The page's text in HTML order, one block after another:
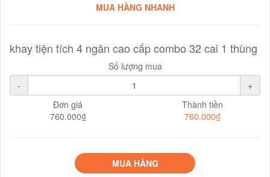
MUA HÀNG NHANH
khay tiện tích 4 ngăn cao cấp combo 32 cai 1 thùng
Số lượng mua
-
+
Đơn giá
760.000₫
Thành tiền
760.000₫
MUA HÀNG